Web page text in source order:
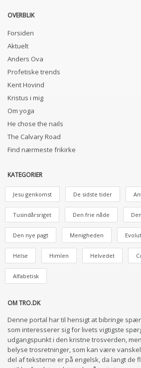
OVERBLIK
Forsiden
Aktuelt
Anders Ova
Profetiske trends
Kent Hovind
Kristus i mig
Om yoga
He chose the nails
The Calvary Road
Find nærmeste frikirke
KATEGORIER
Jesu genkomst De sidste tider
Tusindårsriget Den frie nåde
Den nye pagt Menigheden
Helse Himlen Helvedet
Alfabetisk
OM TRO.DK
Denne portal har til hensigt at bibringe
som interesserer sig for livets vigtigste
udgangspunkt i den kristne trosverden,
belyse trosretninger, som kan være
del af teksterne er på engelsk, da langt de